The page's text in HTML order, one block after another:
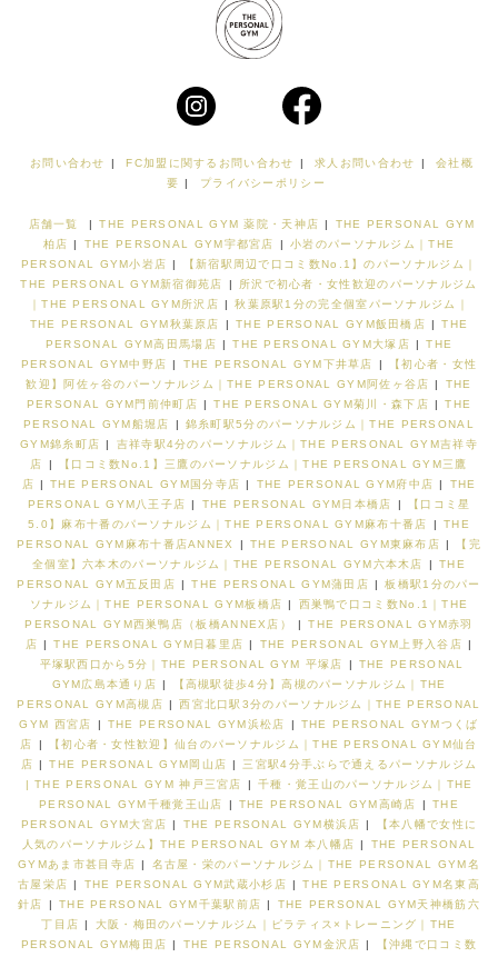
お問い合わせ | FC加盟に関するお問い合わせ | 求人お問い合わせ |
会社概
要 | プライバシーポリシー
店舗一覧 | THE PERSONAL GYM 薬院・天神店 |
THE PERSONAL GYM
柏店 | THE PERSONAL GYM宇都宮店 |
小岩のパーソナルジム｜THE
PERSONAL GYM小岩店 |
【新宿駅周辺で口コミ数No.1】のパーソナルジム｜
THE PERSONAL GYM新宿御苑店
|
所沢で初心者・女性歓迎のパーソナルジム
｜THE PERSONAL GYM所沢店 |
秋葉原駅1分の完全個室パーソナルジム｜
THE PERSONAL GYM秋葉原店
| THE PERSONAL GYM飯田橋店 |
THE
PERSONAL GYM高田馬場店 | THE PERSONAL GYM大塚店 |
THE
PERSONAL GYM中野店 | THE PERSONAL GYM下井草店 |
【初心者・女性
歓迎】阿佐ヶ谷のパーソナルジム｜THE PERSONAL GYM阿佐ヶ谷店 |
THE
PERSONAL GYM門前仲町店 | THE PERSONAL GYM菊川・森下店 |
THE
PERSONAL GYM船堀店
|
錦糸町駅5分のパーソナルジム｜THE PERSONAL
GYM錦糸町店 |
吉祥寺駅4分のパーソナルジム｜THE PERSONAL GYM吉祥寺
店
|
【口コミ数No.1】三鷹のパーソナルジム｜THE PERSONAL GYM三鷹
店 | THE PERSONAL GYM国分寺店 | THE PERSONAL GYM府中店 |
THE
PERSONAL GYM八王子店 | THE PERSONAL GYM日本橋店 |
【口コミ星
5.0】麻布十番のパーソナルジム｜THE PERSONAL GYM麻布十番店
|
THE
PERSONAL GYM麻布十番店ANNEX
| THE PERSONAL GYM東麻布店 |
【完
全個室】六本木のパーソナルジム｜THE PERSONAL GYM六本木店
|
THE
PERSONAL GYM五反田店 | THE PERSONAL GYM蒲田店 |
板橋駅1分のパー
ソナルジム｜THE PERSONAL GYM板橋店 |
西巣鴨で口コミ数No.1｜THE
PERSONAL GYM西巣鴨店（板橋ANNEX店）
|
THE PERSONAL GYM赤羽
店 | THE PERSONAL GYM日暮里店 | THE PERSONAL GYM上野入谷店 |
平塚駅西口から5分｜THE PERSONAL GYM 平塚店
|
THE PERSONAL
GYM広島本通り店 |
【高槻駅徒歩4分】高槻のパーソナルジム｜THE
PERSONAL GYM高槻店 |
西宮北口駅3分のパーソナルジム｜THE PERSONAL
GYM 西宮店
| THE PERSONAL GYM浜松店 |
THE PERSONAL GYMつくば
店
|
【初心者・女性歓迎】仙台のパーソナルジム｜THE PERSONAL GYM仙台
店 | THE PERSONAL GYM岡山店 |
三宮駅4分手ぶらで通えるパーソナルジム
| THE PERSONAL GYM 神戸三宮店
|
千種・覚王山のパーソナルジム｜THE
PERSONAL GYM千種覚王山店
| THE PERSONAL GYM高崎店 |
THE
PERSONAL GYM大宮店 | THE PERSONAL GYM横浜店 |
【本八幡で女性に
人気のパーソナルジム】THE PERSONAL GYM 本八幡店 |
THE PERSONAL
GYMあま市甚目寺店 |
名古屋・栄のパーソナルジム｜THE PERSONAL GYM名
古屋栄店 | THE PERSONAL GYM武蔵小杉店 |
THE PERSONAL GYM名東高
針店
| THE PERSONAL GYM千葉駅前店 |
THE PERSONAL GYM天神橋筋六
丁目店 |
大阪・梅田のパーソナルジム｜ピラティス×トレーニング｜THE
PERSONAL GYM梅田店 | THE PERSONAL GYM金沢店 | 【沖縄で口コミ数